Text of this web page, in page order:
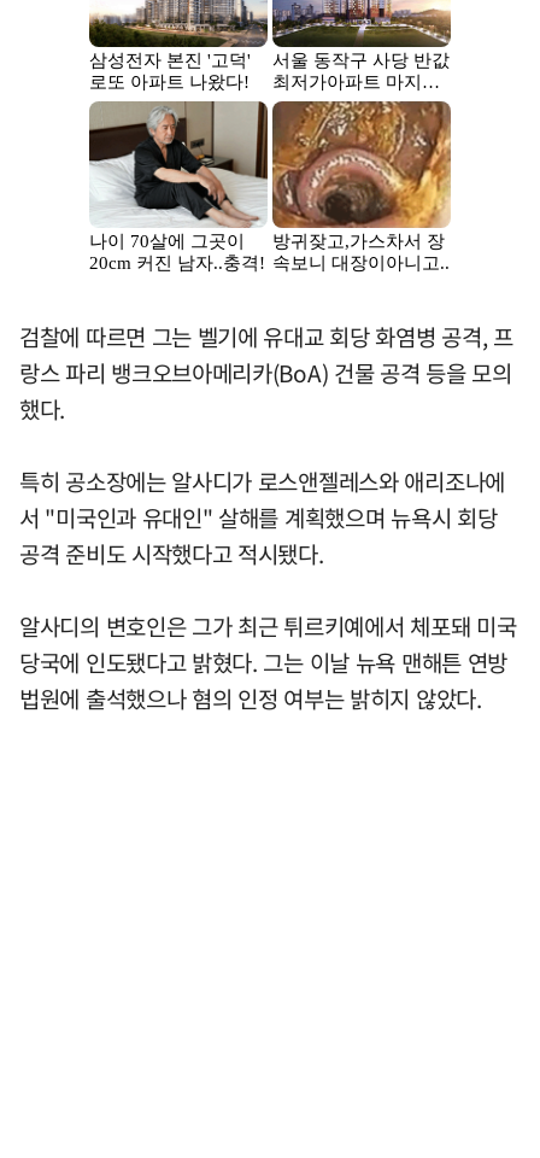
검찰에 따르면 그는 벨기에 유대교 회당 화염병 공격, 프
랑스 파리 뱅크오브아메리카(BoA) 건물 공격 등을 모의
했다.
특히 공소장에는 알사디가 로스앤젤레스와 애리조나에
서 "미국인과 유대인" 살해를 계획했으며 뉴욕시 회당
공격 준비도 시작했다고 적시됐다.
알사디의 변호인은 그가 최근 튀르키예에서 체포돼 미국
당국에 인도됐다고 밝혔다. 그는 이날 뉴욕 맨해튼 연방
법원에 출석했으나 혐의 인정 여부는 밝히지 않았다.